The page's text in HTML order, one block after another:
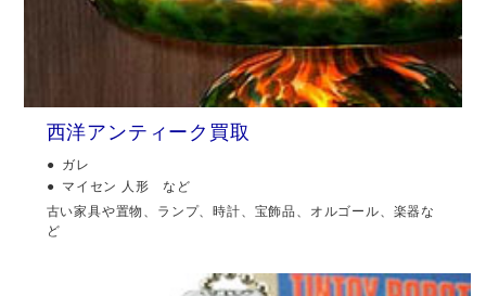
西洋アンティーク買取
ガレ
マイセン 人形 など
古い家具や置物、ランプ、時計、宝飾品、オルゴール、楽器な
ど